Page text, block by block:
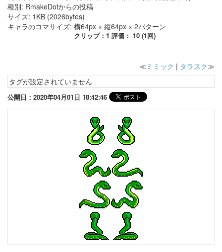
種別: RmakeDotからの投稿
サイズ: 1KB (2026bytes)
キャラのコマサイズ: 横64px × 縦64px × 2パターン
クリップ：1 評価： 10 (1回)
≪ミミック | タラスク≫
タグが設定されていません
公開日：2020年04月01日 18:42:46